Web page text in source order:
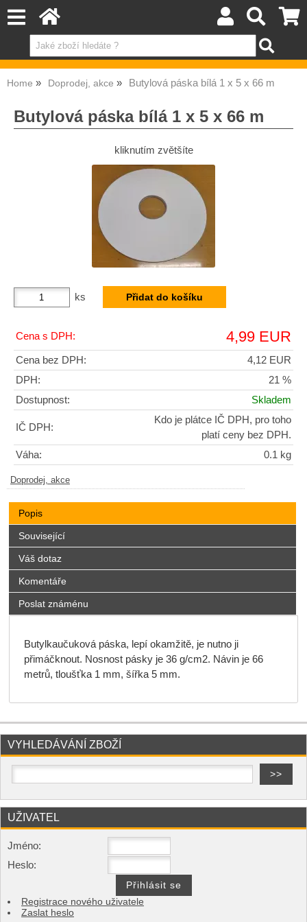
Home Doprodej, akce Butylová páska bílá 1 x 5 x 66 m
Butylová páska bílá 1 x 5 x 66 m
kliknutím zvětšíte
ks
Cena s DPH: 4,99 EUR
Cena bez DPH:
4,12 EUR
DPH:
21 %
Dostupnost:
Skladem
IČ DPH:
Kdo je plátce IČ DPH, pro toho
platí ceny bez DPH.
Váha:
0.1 kg
Doprodej, akce
Popis
Související
Váš dotaz
Komentáře
Poslat známénu
Butylkaučuková páska, lepí okamžitě, je nutno ji
přimáčknout. Nosnost pásky je 36 g/cm2. Návin je 66
metrů, tloušťka 1 mm, šířka 5 mm.
VYHLEDÁVÁNÍ ZBOŽÍ
UŽIVATEL
Jméno:
Heslo:
Registrace nového uživatele
Zaslat heslo